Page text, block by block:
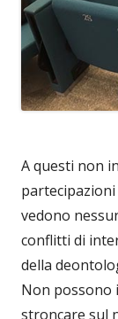
A questi non
vedono
conflitti di
della
Non possono
stroncare sul